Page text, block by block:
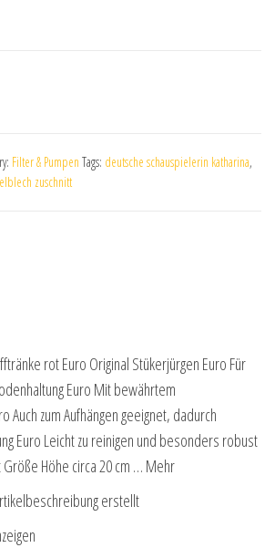
Filter & Pumpen Tags: deutsche schauspielerin katharina,
zuschnitt
rot Euro Original Stükerjürgen Euro Für
Euro Mit bewährtem
Auch zum Aufhängen geeignet, dadurch
Euro Leicht zu reinigen und besonders robust
Höhe circa 20 cm … Mehr
erstellt